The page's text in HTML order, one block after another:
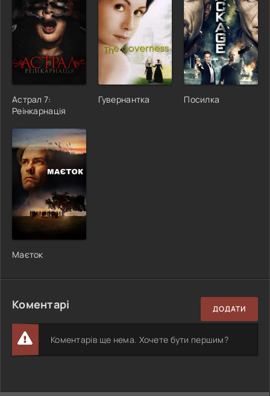
Астрал 7:
Реінкарнація
Гувернантка Посилка
Маєток
Коментарі ДОДАТИ
Коментарів ще нема. Хочете бути першим?